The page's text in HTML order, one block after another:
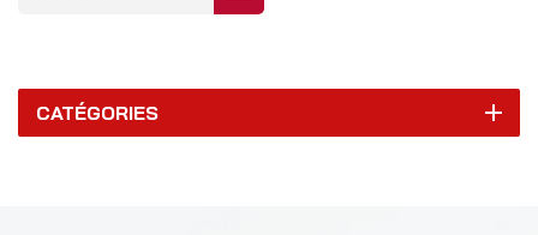
CATÉGORIES